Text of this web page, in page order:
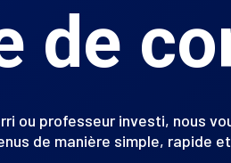
de
ou professeur investi, nous
de manière simple, rapide